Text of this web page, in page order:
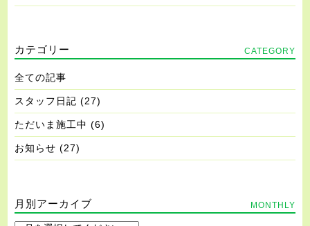
カテゴリー CATEGORY
全ての記事
スタッフ日記 (27)
ただいま施工中 (6)
お知らせ (27)
月別アーカイブ MONTHLY